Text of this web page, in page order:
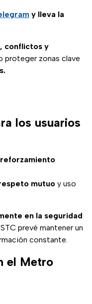
y lleva la
conflictos y
proteger zonas clave
los usuarios
reforzamiento
mutuo y uso
en la seguridad
prevé mantener un
constante.
el Metro